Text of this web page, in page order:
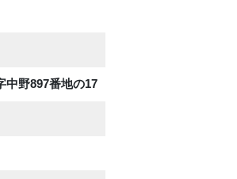
中野897番地の17